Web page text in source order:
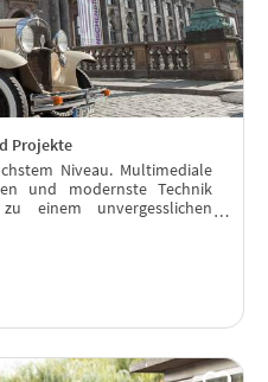
Projekte
Niveau. Multimediale
und modernste Technik
einem unvergesslichen